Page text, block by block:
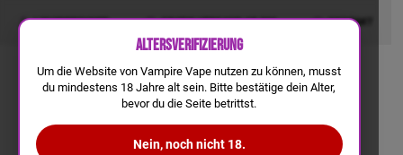
LIQUIDRECHNER GRATIS VERSAND AB 50€ KONTAKT
Altersverifizierung
Um die Website von Vampire Vape nutzen zu können, musst
du mindestens 18 Jahre alt sein. Bitte bestätige dein Alter,
bevor du die Seite betrittst.
Nein, noch nicht 18.